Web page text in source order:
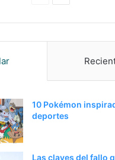
10 Pokémon
deportes
Las claves del fallo